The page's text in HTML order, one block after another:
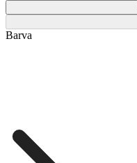
Barva